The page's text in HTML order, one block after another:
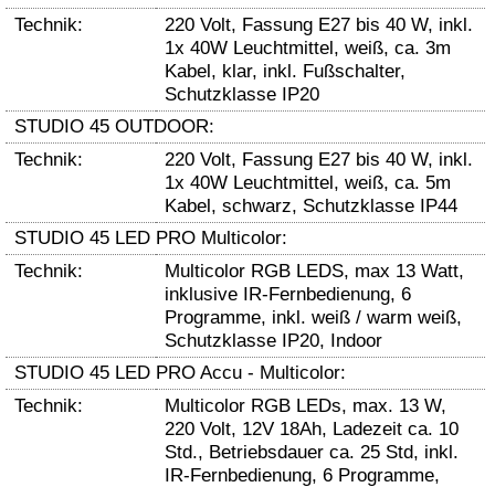
Technik:
220 Volt, Fassung E27 bis 40 W, inkl.
1x 40W Leuchtmittel, weiß, ca. 3m
Kabel, klar, inkl. Fußschalter,
Schutzklasse IP20
STUDIO 45 OUTDOOR:
Technik:
220 Volt, Fassung E27 bis 40 W, inkl.
1x 40W Leuchtmittel, weiß, ca. 5m
Kabel, schwarz, Schutzklasse IP44
STUDIO 45 LED PRO Multicolor:
Technik:
Multicolor RGB LEDS, max 13 Watt,
inklusive IR-Fernbedienung, 6
Programme, inkl. weiß / warm weiß,
Schutzklasse IP20, Indoor
STUDIO 45 LED PRO Accu - Multicolor:
Technik:
Multicolor RGB LEDs, max. 13 W,
220 Volt, 12V 18Ah, Ladezeit ca. 10
Std., Betriebsdauer ca. 25 Std, inkl.
IR-Fernbedienung, 6 Programme,